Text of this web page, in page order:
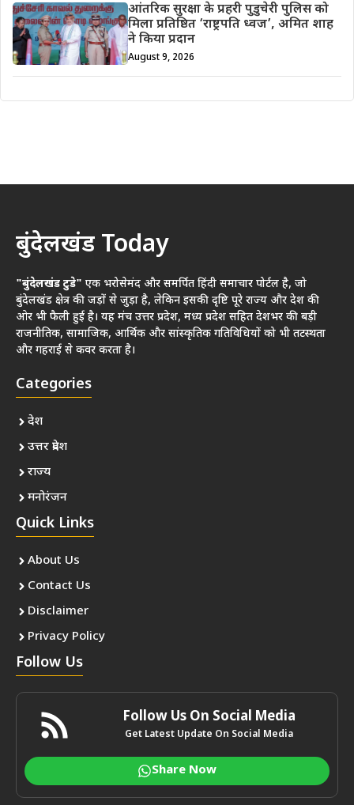
आंतरिक सुरक्षा के प्रहरी पुडुचेरी पुलिस को
मिला प्रतिष्ठित ‘राष्ट्रपति ध्वज’, अमित शाह
ने किया प्रदान
August 9, 2026
बुंदेलखंड Today
"बुंदेलखंड टुडे" एक भरोसेमंद और समर्पित हिंदी समाचार पोर्टल है, जो
बुंदेलखंड क्षेत्र की जड़ों से जुड़ा है, लेकिन इसकी दृष्टि पूरे राज्य और देश की
ओर भी फैली हुई है। यह मंच उत्तर प्रदेश, मध्य प्रदेश सहित देशभर की बड़ी
राजनीतिक, सामाजिक, आर्थिक और सांस्कृतिक गतिविधियों को भी तटस्थता
और गहराई से कवर करता है।
Categories
देश
उत्तर प्रदेश
राज्य
मनोरंजन
Quick Links
About Us
Contact Us
Disclaimer
Privacy Policy
Follow Us
Follow Us On Social Media
Get Latest Update On Social Media
Share Now